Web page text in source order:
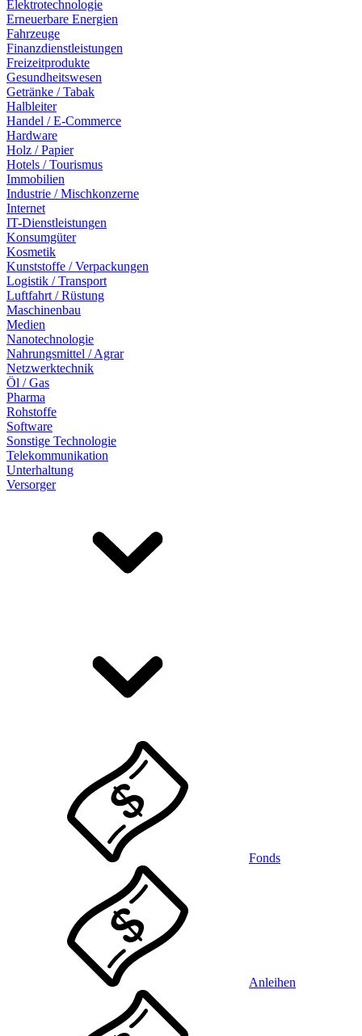
Elektrotechnologie
Erneuerbare Energien
Fahrzeuge
Finanzdienstleistungen
Freizeitprodukte
Gesundheitswesen
Getränke / Tabak
Halbleiter
Handel / E-Commerce
Hardware
Holz / Papier
Hotels / Tourismus
Immobilien
Industrie / Mischkonzerne
Internet
IT-Dienstleistungen
Konsumgüter
Kosmetik
Kunststoffe / Verpackungen
Logistik / Transport
Luftfahrt / Rüstung
Maschinenbau
Medien
Nanotechnologie
Nahrungsmittel / Agrar
Netzwerktechnik
Öl / Gas
Pharma
Rohstoffe
Software
Sonstige Technologie
Telekommunikation
Unterhaltung
Versorger
Fonds
Anleihen